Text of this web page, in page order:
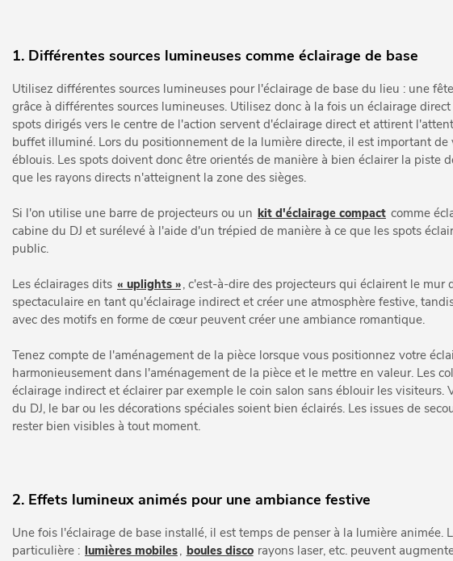
1. Différentes sources lumineuses comme éclairage de base
Utilisez différentes sources lumineuses pour l'éclairage de base du lieu : une
grâce à différentes sources lumineuses. Utilisez donc à la fois un éclairage
spots dirigés vers le centre de l'action servent d'éclairage direct et attirent
buffet illuminé. Lors du positionnement de la lumière directe, il est important
éblouis. Les spots doivent donc être orientés de manière à bien éclairer la piste
que les rayons directs n'atteignent la zone des sièges.
Si l'on utilise une barre de projecteurs ou un kit d'éclairage compact comme
cabine du DJ et surélevé à l'aide d'un trépied de manière à ce que les spots
public.
Les éclairages dits « uplights », c'est-à-dire des projecteurs qui éclairent le
spectaculaire en tant qu'éclairage indirect et créer une atmosphère festive,
avec des motifs en forme de cœur peuvent créer une ambiance romantique.
Tenez compte de l'aménagement de la pièce lorsque vous positionnez votre
harmonieusement dans l'aménagement de la pièce et le mettre en valeur. Les
éclairage indirect et éclairer par exemple le coin salon sans éblouir les
du DJ, le bar ou les décorations spéciales soient bien éclairés. Les issues de
rester bien visibles à tout moment.
2. Effets lumineux animés pour une ambiance festive
Une fois l'éclairage de base installé, il est temps de penser à la lumière animée.
particulière : lumières mobiles, boules disco rayons laser, etc. peuvent